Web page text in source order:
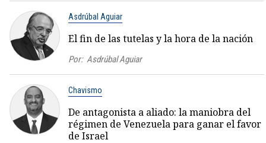
Asdrúbal Aguiar
El fin de las tutelas y la hora de la nación
Por: Asdrúbal Aguiar
Chavismo
De antagonista a aliado: la maniobra del
régimen de Venezuela para ganar el favor
de Israel